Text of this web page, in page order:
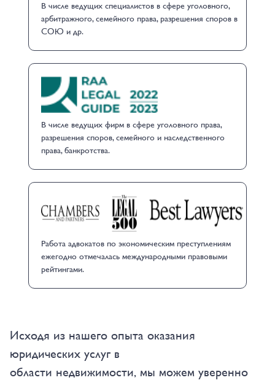
В числе ведущих специалистов в сфере уголовного,
арбитражного, семейного права, разрешения споров в
СОЮ и др.
В числе ведущих фирм в сфере уголовного права,
разрешения споров, семейного и наследственного
права, банкротства.
Работа адвокатов по экономическим преступлениям
ежегодно отмечалась международными правовыми
рейтингами.
Исходя из нашего опыта оказания
юридических услуг в
области недвижимости, мы можем уверенно